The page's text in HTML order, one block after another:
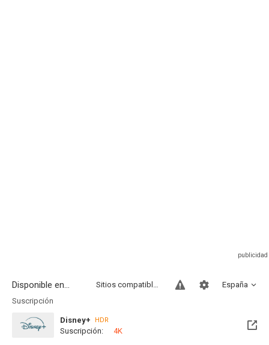
Disponible en... España
Sitios compatibles
Suscripción
Disney+ HDR
Suscripción: 4K